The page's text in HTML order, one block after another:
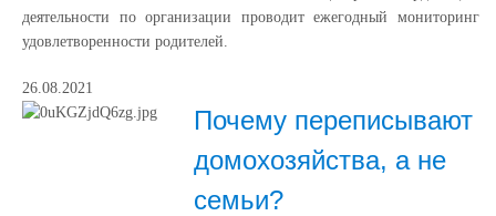
деятельности по организации проводит ежегодный мониторинг
удовлетворенности родителей.
26.08.2021
Почему переписывают
домохозяйства, а не
семьи?